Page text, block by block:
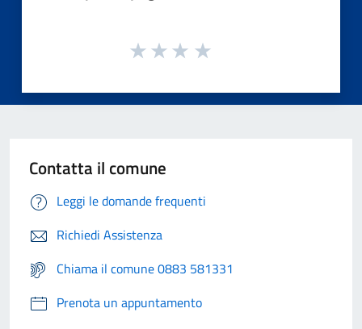
Contatta il comune
Leggi le domande frequenti
Richiedi Assistenza
Chiama il comune 0883 581331
Prenota un appuntamento